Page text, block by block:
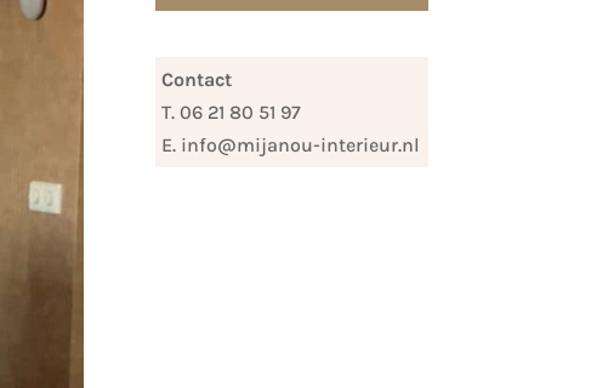
Contact
T. 06 21 80 51 97
E. info@mijanou-interieur.nl